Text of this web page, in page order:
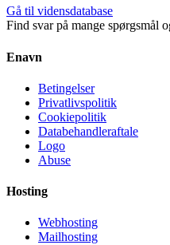
Gå til vidensdatabase
Find svar på mange spørgsmål
Enavn
Betingelser
Privatlivspolitik
Cookiepolitik
Databehandleraftale
Logo
Abuse
Hosting
Webhosting
Mailhosting